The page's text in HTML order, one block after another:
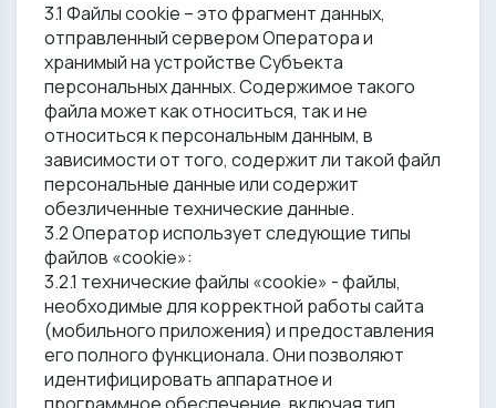
3.1 Файлы cookie – это фрагмент данных,
отправленный сервером Оператора и
хранимый на устройстве Субъекта
персональных данных. Содержимое такого
файла может как относиться, так и не
относиться к персональным данным, в
зависимости от того, содержит ли такой файл
персональные данные или содержит
обезличенные технические данные.
3.2 Оператор использует следующие типы
файлов «cookie»:
3.2.1 технические файлы «cookie» - файлы,
необходимые для корректной работы сайта
(мобильного приложения) и предоставления
его полного функционала. Они позволяют
идентифицировать аппаратное и